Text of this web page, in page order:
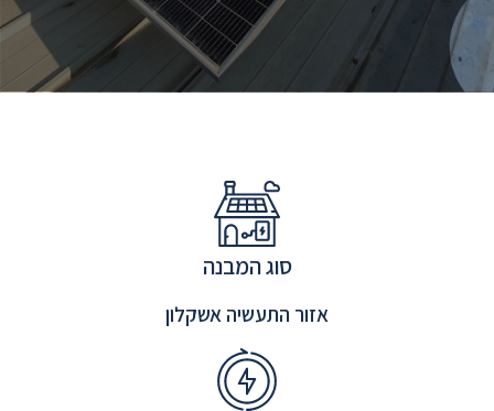
סוג המבנה
אזור התעשיה אשקלון